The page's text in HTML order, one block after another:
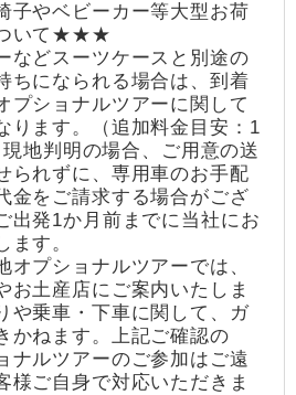
やベビーカー等大型お荷
ついて★★★
などスーツケースと別途の
ちになられる場合は、到着
プショナルツアーに関して
ります。（追加料金目安：1
地判明の場合、ご用意の送
られずに、専用車のお手配
金をご請求する場合がござ
出発1か月前までに当社にお
ます。
オプショナルツアーでは、
お土産店にご案内いたしま
や乗車・下車に関して、ガ
かねます。上記ご確認の
ナルツアーのご参加はご遠
様ご自身で対応いただきま